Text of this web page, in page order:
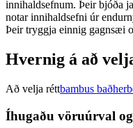
innihaldsefnum. Þeir bjóða
notar innihaldsefni úr
Þeir tryggja einnig gagnsæi
Hvernig á að
Að velja réttbambus
Íhugaðu vöruúrval